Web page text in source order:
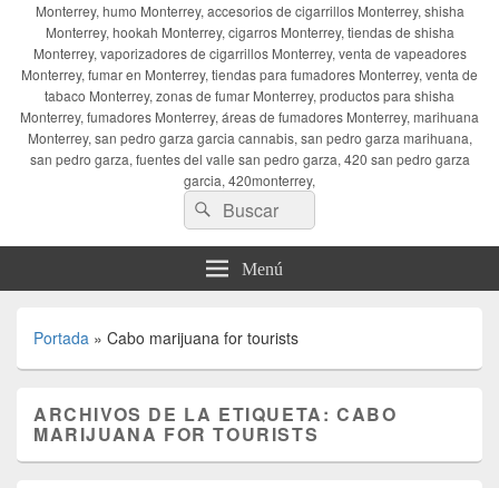
Monterrey, humo Monterrey, accesorios de cigarrillos Monterrey, shisha
Monterrey, hookah Monterrey, cigarros Monterrey, tiendas de shisha
Monterrey, vaporizadores de cigarrillos Monterrey, venta de vapeadores
Monterrey, fumar en Monterrey, tiendas para fumadores Monterrey, venta de
tabaco Monterrey, zonas de fumar Monterrey, productos para shisha
Monterrey, fumadores Monterrey, áreas de fumadores Monterrey, marihuana
Monterrey, san pedro garza garcia cannabis, san pedro garza marihuana,
san pedro garza, fuentes del valle san pedro garza, 420 san pedro garza
garcia, 420monterrey,
Buscar
por:
Buscar
Menú
Portada » Cabo marijuana for tourists
ARCHIVOS DE LA ETIQUETA:CABO
MARIJUANA FOR TOURISTS